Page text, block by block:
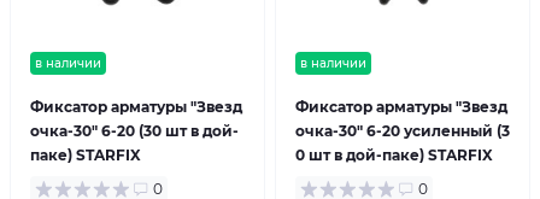
в наличии
Фиксатор арматуры "Звезд
очка-30" 6-20 (30 шт в дой-
паке) STARFIX
0
в наличии
Фиксатор арматуры "Звезд
очка-30" 6-20 усиленный (3
0 шт в дой-паке) STARFIX
0